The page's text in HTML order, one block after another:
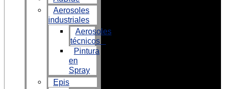
Aerosoles
industriales
Aerosoles
técnicos
Pintura
en
Spray
Epis